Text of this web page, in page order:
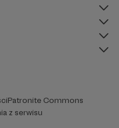
Patronite Commons
z serwisu